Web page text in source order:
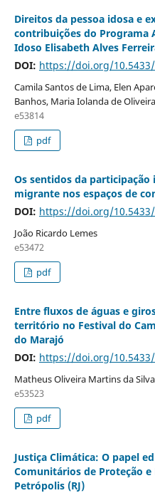
Direitos da pessoa idosa e
contribuições do Programa
Idoso Elisabeth Alves
DOI: https://doi.org/10.5433/
Camila Santos de Lima, Elen
Banhos, Maria Iolanda de
e53814
pdf
Os sentidos da
migrante nos espaços de
DOI: https://doi.org/10.5433/
João Ricardo Lemes
e53472
pdf
Entre fluxos de águas e
território no Festival do
do Marajó
DOI: https://doi.org/10.5433/
Matheus Oliveira Martins da Silva
e53523
pdf
Justiça Climática: O papel
Comunitários de Proteção e
Petrópolis (RJ)